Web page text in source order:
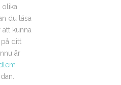
olika
du läsa
kunna
på ditt
är